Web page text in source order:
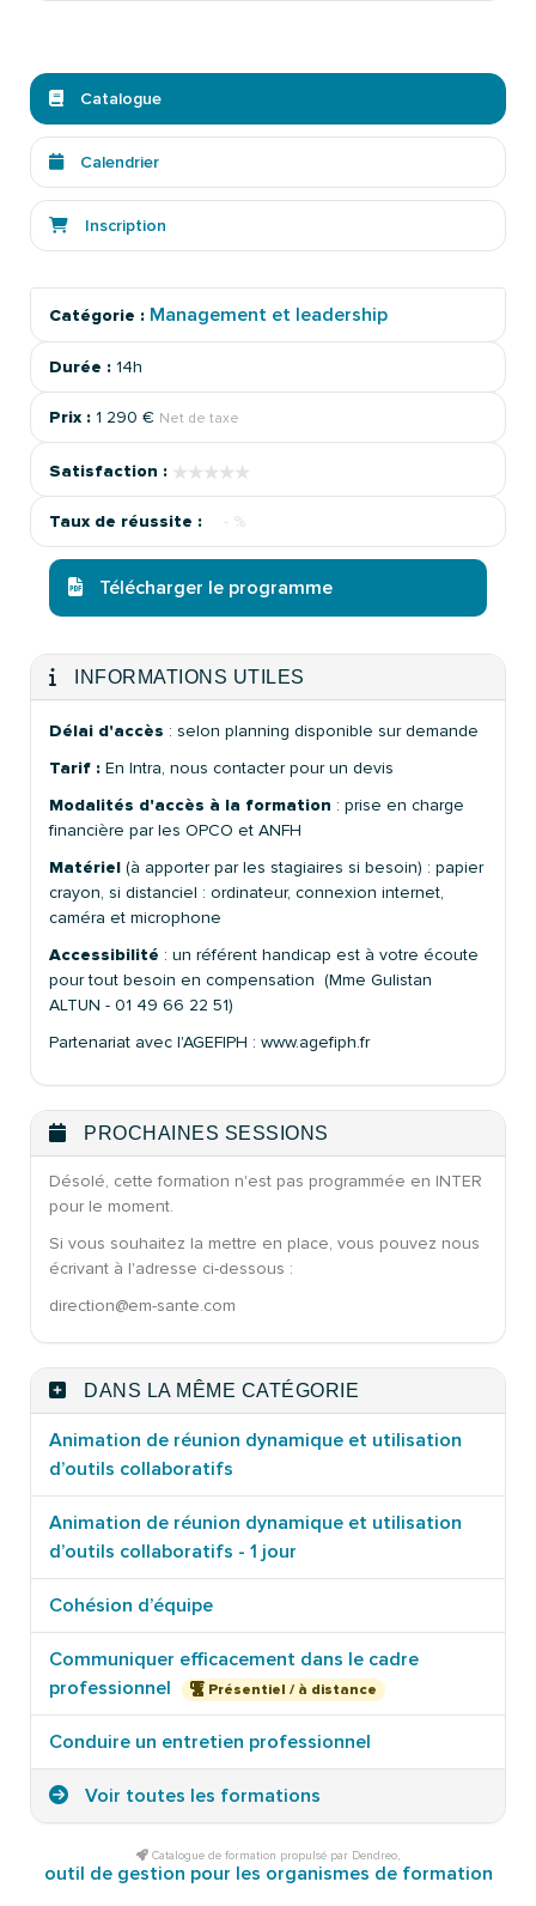
Catalogue
Calendrier
Inscription
Catégorie : Management et leadership
Durée : 14h
Prix : 1 290 € Net de taxe
Satisfaction : ★★★★★
★★★★★
Taux de réussite : - %
Télécharger le programme
INFORMATIONS UTILES
Délai d'accès : selon planning disponible sur demande
Tarif : En Intra, nous contacter pour un devis
Modalités d'accès à la formation : prise en charge
financière par les OPCO et ANFH
Matériel (à apporter par les stagiaires si besoin) : papier
crayon, si distanciel : ordinateur, connexion internet,
caméra et microphone
Accessibilité : un référent handicap est à votre écoute
pour tout besoin en compensation (Mme Gulistan
ALTUN - 01 49 66 22 51)
Partenariat avec l'AGEFIPH : www.agefiph.fr
PROCHAINES SESSIONS
Désolé, cette formation n'est pas programmée en INTER
pour le moment.
Si vous souhaitez la mettre en place, vous pouvez nous
écrivant à l'adresse ci-dessous :
direction@em-sante.com
DANS LA MÊME CATÉGORIE
Animation de réunion dynamique et utilisation
d’outils collaboratifs
Animation de réunion dynamique et utilisation
d’outils collaboratifs - 1 jour
Cohésion d’équipe
Communiquer efficacement dans le cadre
professionnel
Présentiel / à distance
Conduire un entretien professionnel
Voir toutes les formations
Catalogue de formation propulsé par Dendreo,
outil de gestion pour les organismes de formation